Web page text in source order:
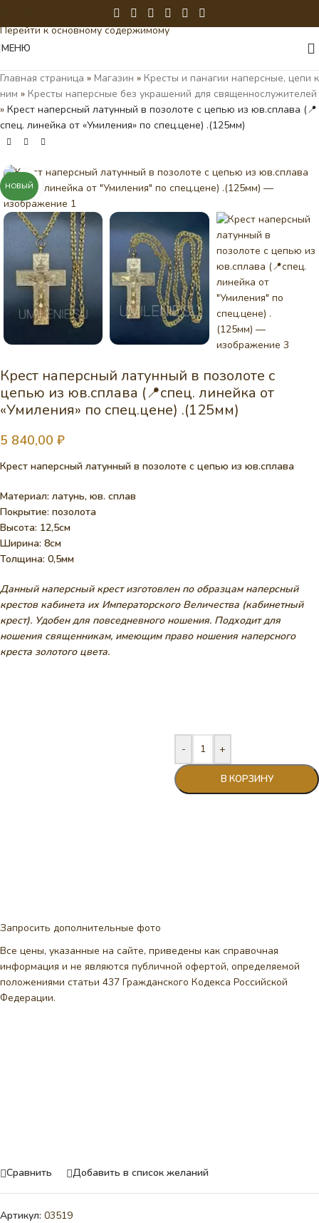
Перейти к основному содержимому
МЕНЮ
Главная страница » Магазин » Кресты и панагии наперсные, цепи к
ним » Кресты наперсные без украшений для священнослужителей
» Крест наперсный латунный в позолоте с цепью из юв.сплава (📍
спец. линейка от «Умиления» по спец.цене) .(125мм)
НОВЫЙ Нажмите, чтобы увеличить
Крест наперсный латунный в позолоте с
цепью из юв.сплава (📍спец. линейка от
«Умиления» по спец.цене) .(125мм)
5 840,00 ₽
Крест наперсный латунный в позолоте с цепью из юв.сплава
Материал: латунь, юв. сплав
Покрытие: позолота
Высота: 12,5см
Ширина: 8см
Толщина: 0,5мм
Данный наперсный крест изготовлен по образцам наперсный
крестов кабинета их Императорского Величества (кабинетный
крест). Удобен для повседневного ношения. Подходит для
ношения священникам, имеющим право ношения наперсного
креста золотого цвета.
- +
В КОРЗИНУ
Запросить дополнительные фото
Все цены, указанные на сайте, приведены как справочная
информация и не являются публичной офертой, определяемой
положениями статьи 437 Гражданского Кодекса Российской
Федерации.
Сравнить Добавить в список желаний
Артикул: 03519